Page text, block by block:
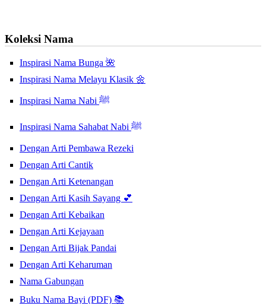
Koleksi Nama
Inspirasi Nama Bunga 🌺
Inspirasi Nama Melayu Klasik 🌼
Inspirasi Nama Nabi ﷺ
Inspirasi Nama Sahabat Nabi ﷺ
Dengan Arti Pembawa Rezeki
Dengan Arti Cantik
Dengan Arti Ketenangan
Dengan Arti Kasih Sayang 💕
Dengan Arti Kebaikan
Dengan Arti Kejayaan
Dengan Arti Bijak Pandai
Dengan Arti Keharuman
Nama Gabungan
Buku Nama Bayi (PDF) 📚